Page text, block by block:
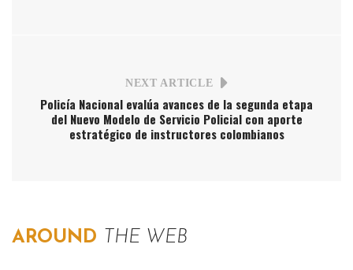
NEXT ARTICLE
Policía Nacional evalúa avances de la segunda etapa
del Nuevo Modelo de Servicio Policial con aporte
estratégico de instructores colombianos
AROUND THE WEB